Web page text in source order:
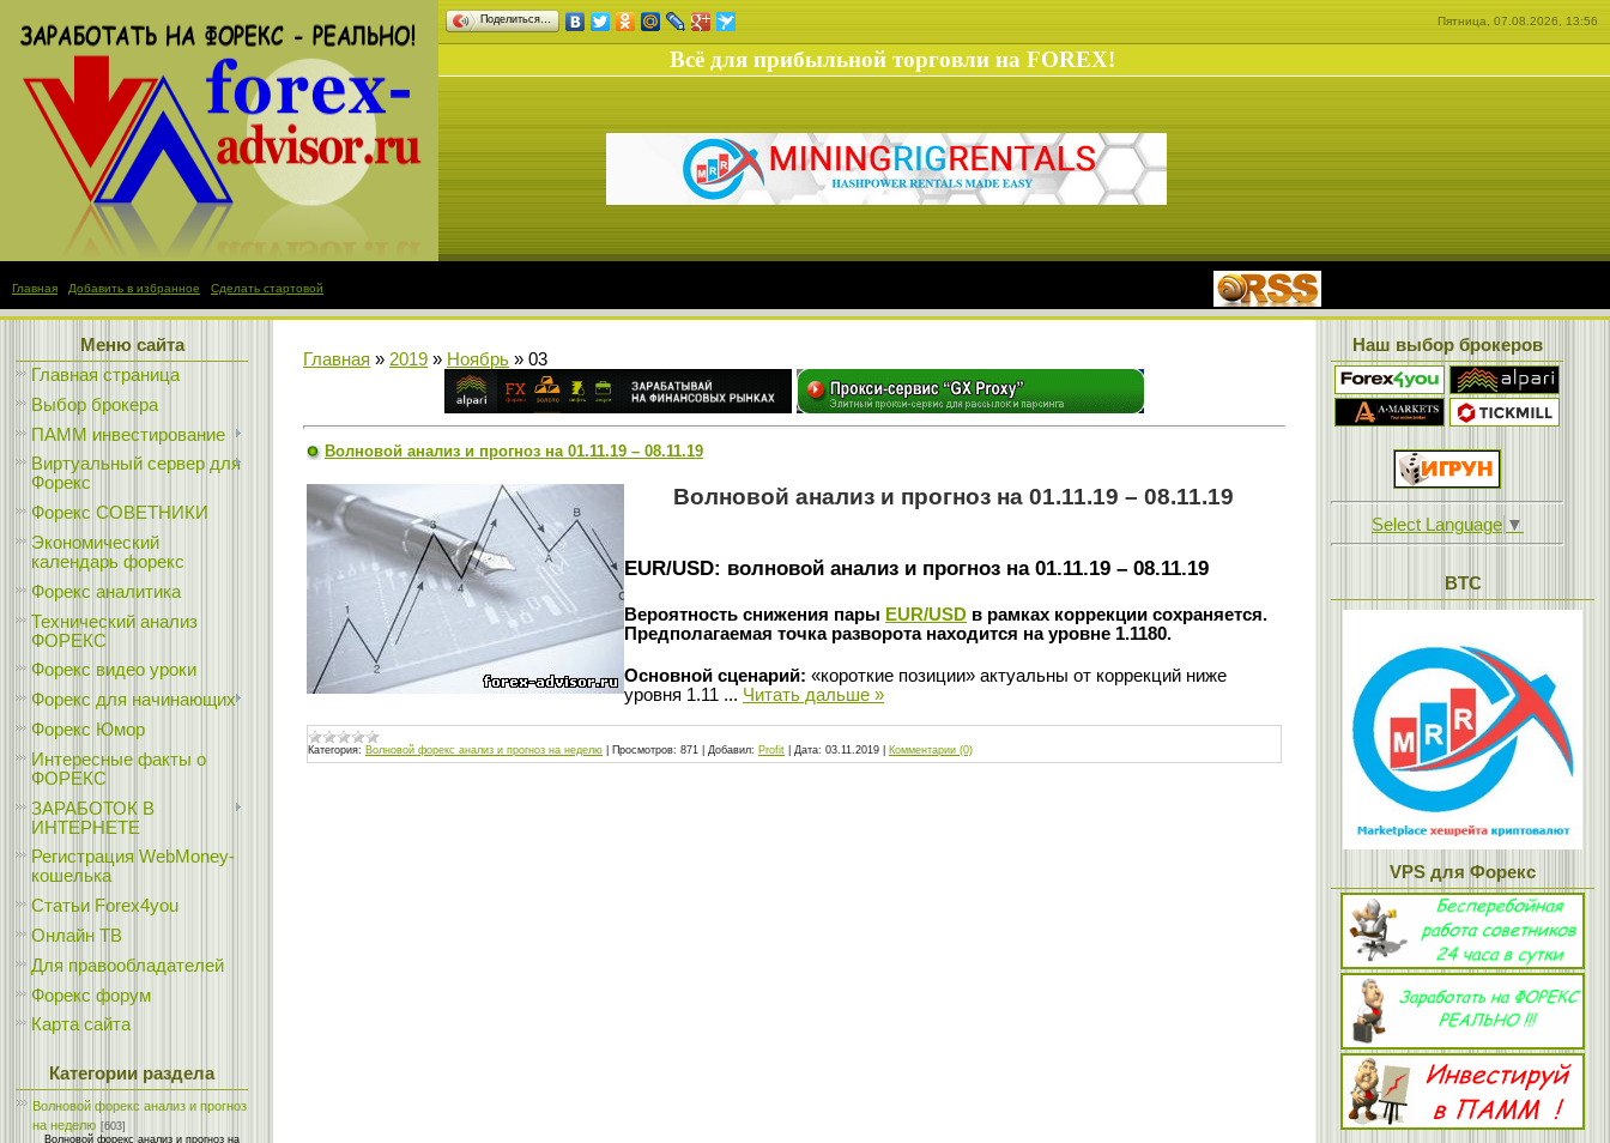
Поделиться… Пятница, 07.08.2026, 13:56
Всё для прибыльной торговли на FOREX!
Главная Добавить в избранное Сделать стартовой
Меню сайта
Главная страница
Выбор брокера
ПАММ инвестирование
Виртуальный сервер для
Форекс
Форекс СОВЕТНИКИ
Экономический
календарь форекс
Форекс аналитика
Технический анализ
ФОРЕКС
Форекс видео уроки
Форекс для начинающих
Форекс Юмор
Интересные факты о
ФОРЕКС
ЗАРАБОТОК В
ИНТЕРНЕТЕ
Регистрация WebMoney-
кошелька
Статьи Forex4you
Онлайн ТВ
Для правообладателей
Форекс форум
Карта сайта
Категории раздела
Волновой форекс анализ и прогноз
на неделю [603]
Волновой форекс анализ и прогноз на
Главная » 2019 » Ноябрь » 03
Волновой анализ и прогноз на 01.11.19 – 08.11.19
Волновой анализ и прогноз на 01.11.19 – 08.11.19
EUR/USD: волновой анализ и прогноз на 01.11.19 – 08.11.19
Вероятность снижения пары EUR/USD в рамках коррекции сохраняется.
Предполагаемая точка разворота находится на уровне 1.1180.
Основной сценарий: «короткие позиции» актуальны от коррекций ниже
уровня 1.11 ... Читать дальше »
Категория: Волновой форекс анализ и прогноз на неделю Просмотров: 871 Добавил: Profit Дата: 03.11.2019 Комментарии (0)
Наш выбор брокеров
Select Language ▼
BTC
VPS для Форекс